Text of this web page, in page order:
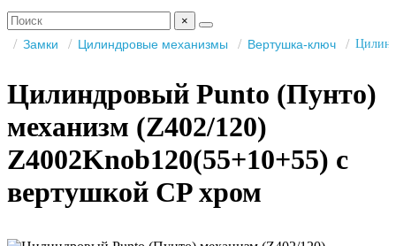
×
Замки Цилиндровые механизмы Вертушка-ключ
Цилиндровый Punto (Пунто)
механизм (Z402/120)
Z4002Knob120(55+10+55) с
вертушкой CP хром